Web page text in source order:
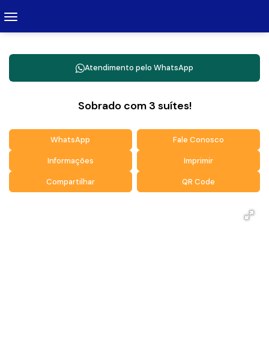
Atendimento pelo WhatsApp
Sobrado com 3 suítes!
WhatsApp Fale Conosco
Informações Imprimir
Compartilhar QR Code